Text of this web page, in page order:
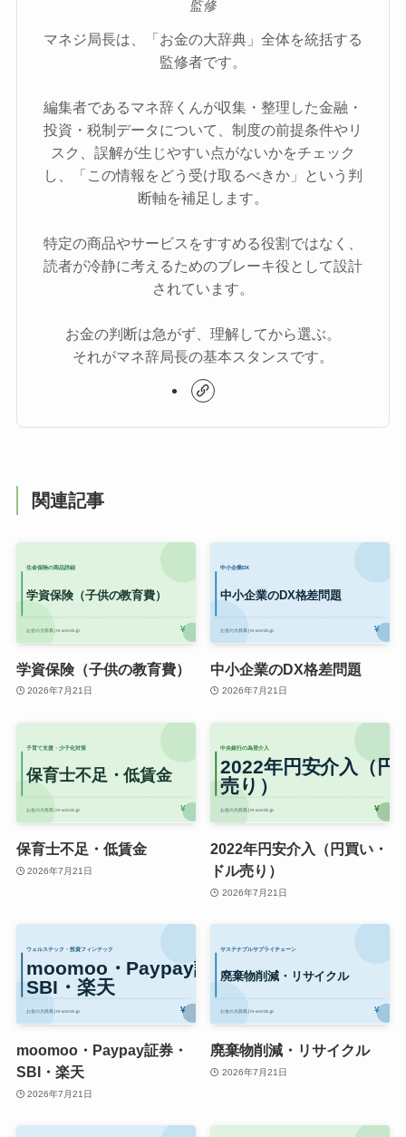
監修
マネジ局長は、「お金の大辞典」全体を統括する
監修者です。
編集者であるマネ辞くんが収集・整理した金融・
投資・税制データについて、制度の前提条件やリ
スク、誤解が生じやすい点がないかをチェック
し、「この情報をどう受け取るべきか」という判
断軸を補足します。
特定の商品やサービスをすすめる役割ではなく、
読者が冷静に考えるためのブレーキ役として設計
されています。
お金の判断は急がず、理解してから選ぶ。
それがマネ辞局長の基本スタンスです。
関連記事
学資保険（子供の教育費）
2026年7月21日
中小企業のDX格差問題
2026年7月21日
保育士不足・低賃金
2026年7月21日
2022年円安介入（円買い・
ドル売り）
2026年7月21日
moomoo・Paypay証券・
SBI・楽天
2026年7月21日
廃棄物削減・リサイクル
2026年7月21日